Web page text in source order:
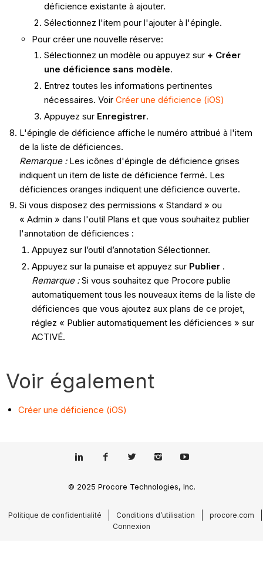
déficience existante à ajouter.
Sélectionnez l'item pour l'ajouter à l'épingle.
Pour créer une nouvelle réserve:
Sélectionnez un modèle ou appuyez sur + Créer
une déficience sans modèle.
Entrez toutes les informations pertinentes
nécessaires. Voir Créer une déficience (iOS)
Appuyez sur Enregistrer.
L'épingle de déficience affiche le numéro attribué à l'item
de la liste de déficiences.
Remarque :Les icônes d'épingle de déficience grises
indiquent un item de liste de déficience fermé. Les
déficiences oranges indiquent une déficience ouverte.
Si vous disposez des permissions « Standard » ou
« Admin » dans l'outil Plans et que vous souhaitez publier
l'annotation de déficiences :
Appuyez sur l’outil d’annotation Sélectionner.
Appuyez sur la punaise et appuyez sur Publier.
Remarque :Si vous souhaitez que Procore publie
automatiquement tous les nouveaux items de la liste de
déficiences que vous ajoutez aux plans de ce projet,
réglez « Publier automatiquement les déficiences » sur
ACTIVÉ.
Voir également
Créer une déficience (iOS)
© 2025 Procore Technologies, Inc.
Politique de confidentialité Conditions d’utilisation
procore.com
Connexion